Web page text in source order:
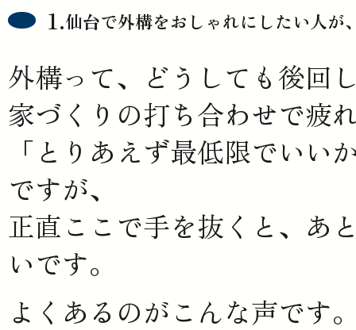
仙台で外構をおしゃれにしたい人が
外構って、どうしても後回
家づくりの打ち合わせで疲
「とりあえず最低限でい
ですが、
正直ここで手を抜くと、あ
いです。
よくあるのがこんな声です